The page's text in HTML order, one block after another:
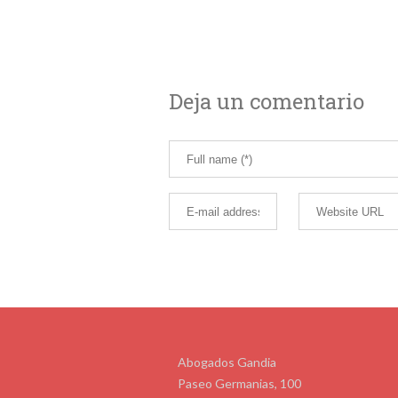
Deja un comentario
Abogados Gandia
Paseo Germanias, 100